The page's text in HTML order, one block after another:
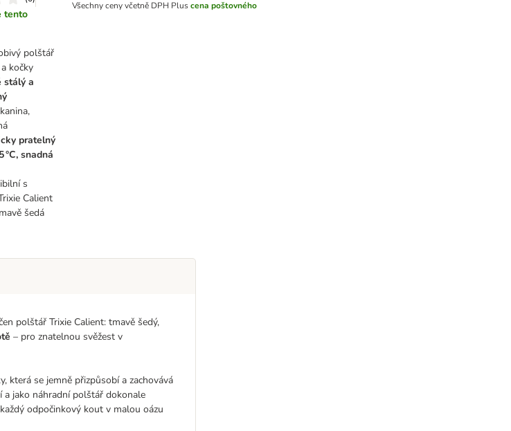
tento
polštář
kočky
stálý a
pratelný
°C, snadná
s
Calient
šedá
Všechny ceny včetně DPH Pluscena poštovného
polštář Trixie Calient: tmavě šedý,
– pro znatelnou svěžest v
která se jemně přizpůsobí a zachovává
a jako náhradní polštář dokonale
odpočinkový kout v malou oázu